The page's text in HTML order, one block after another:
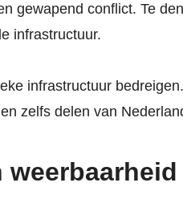
gewapend conflict. Te
infrastructuur.
infrastructuur
zelfs delen van
weerbaarheid